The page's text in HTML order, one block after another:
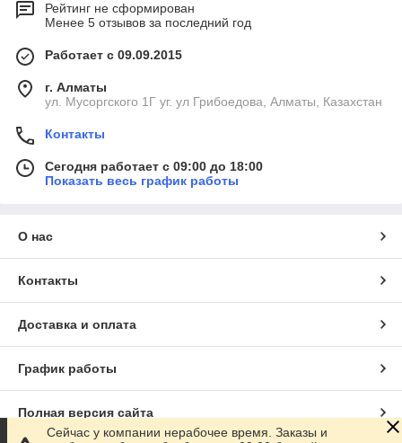
Рейтинг не сформирован
Менее 5 отзывов за последний год
Работает с 09.09.2015
г. Алматы
ул. Мусоргского 1Г уг. ул Грибоедова, Алматы, Казахстан
Контакты
Сегодня работает с 09:00 до 18:00
Показать весь график работы
О нас
Контакты
Доставка и оплата
График работы
Полная версия сайта
Сейчас у компании нерабочее время. Заказы и